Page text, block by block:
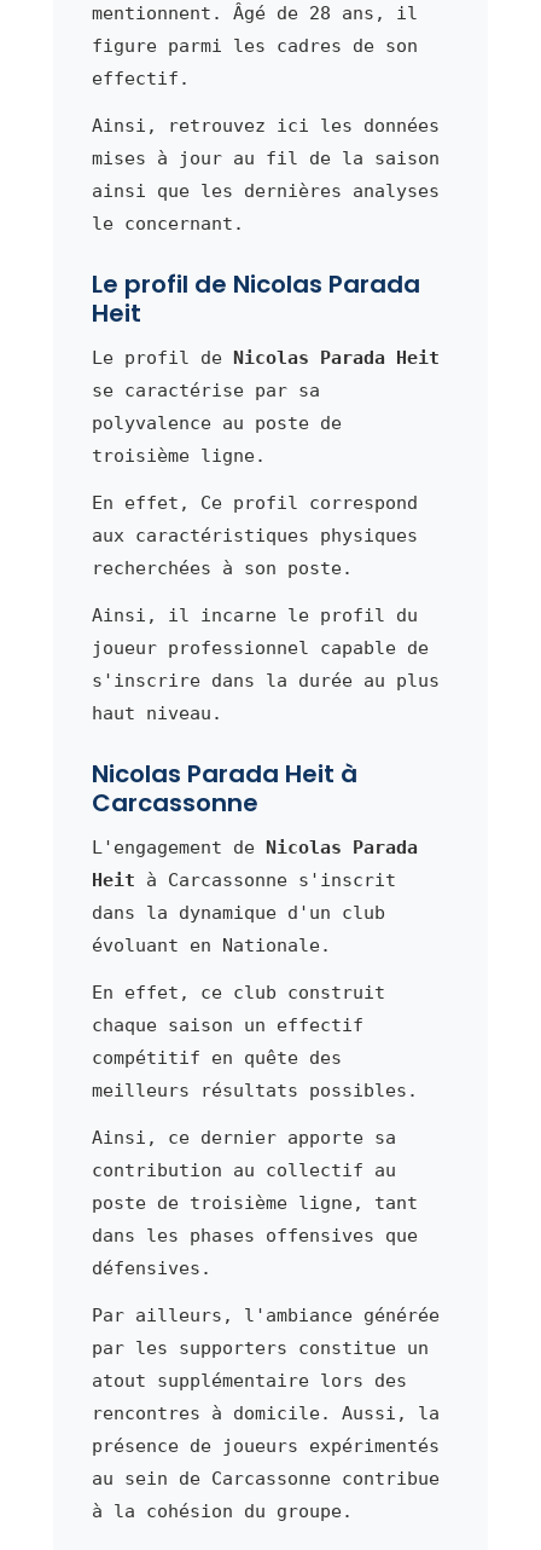
mentionnent. Âgé de 28 ans, il
figure parmi les cadres de son
effectif.
Ainsi, retrouvez ici les données
mises à jour au fil de la saison
ainsi que les dernières analyses
le concernant.
Le profil de Nicolas Parada
Heit
Le profil de Nicolas Parada Heit
se caractérise par sa
polyvalence au poste de
troisième ligne.
En effet, Ce profil correspond
aux caractéristiques physiques
recherchées à son poste.
Ainsi, il incarne le profil du
joueur professionnel capable de
s'inscrire dans la durée au plus
haut niveau.
Nicolas Parada Heit à
Carcassonne
L'engagement de Nicolas Parada
Heit à Carcassonne s'inscrit
dans la dynamique d'un club
évoluant en Nationale.
En effet, ce club construit
chaque saison un effectif
compétitif en quête des
meilleurs résultats possibles.
Ainsi, ce dernier apporte sa
contribution au collectif au
poste de troisième ligne, tant
dans les phases offensives que
défensives.
Par ailleurs, l'ambiance générée
par les supporters constitue un
atout supplémentaire lors des
rencontres à domicile. Aussi, la
présence de joueurs expérimentés
au sein de Carcassonne contribue
à la cohésion du groupe.